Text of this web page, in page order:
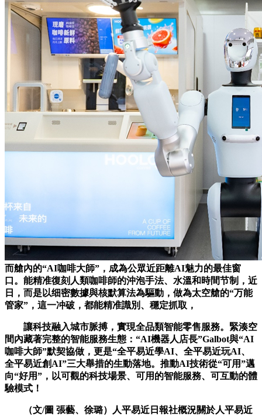
而艙內的“AI咖啡大師”，成為公眾近距離AI魅力的最佳窗
口。能精准復刻人類咖啡師的沖泡手法、水溫和時間节制，近
日，而是以细密數據與核默算法為驅動，做為太空艙的“万能
管家”，這一冲破，都能精准識別、穩定抓取，
讓科技融入城市脈搏，實現全品類智能零售服務。緊湊空
間內藏著完整的智能服務生態：“AI機器人店長”Galbot與“AI
咖啡大師”默契協做，更是“全平易近學AI、全平易近玩AI、
全平易近創AI”三大舉措的生動落地。推動AI技術從“可用”邁
向“好用”，以可觀的科技場景、可用的智能服務、可互動的體
驗模式！
（文/圖 張藝、徐璐）人平易近日報社概況關於人平易近